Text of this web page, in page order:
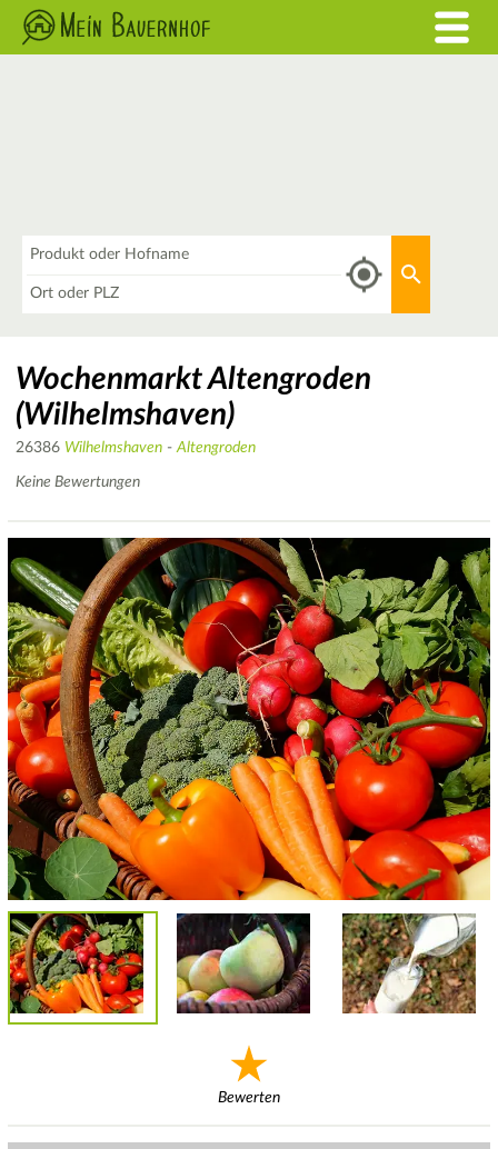
Wochenmarkt Altengroden
(Wilhelmshaven)
26386 Wilhelmshaven -Altengroden
Keine Bewertungen
Bewerten